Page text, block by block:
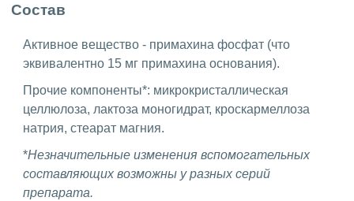
Состав
Активное вещество - примахина фосфат (что
эквивалентно 15 мг примахина основания).
Прочие компоненты*: микрокристаллическая
целлюлоза, лактоза моногидрат, кроскармеллоза
натрия, стеарат магния.
*Незначительные изменения вспомогательных
составляющих возможны у разных серий
препарата.